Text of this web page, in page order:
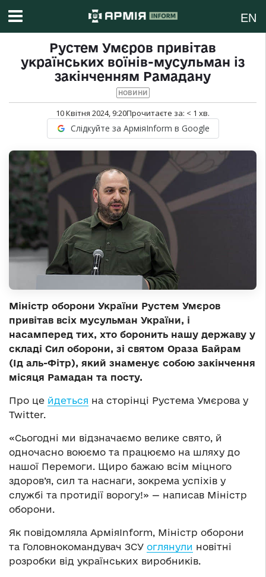
EN
Рустем Умєров привітав
українських воїнів-мусульман із
закінченням Рамадану
НОВИНИ
10 Квітня 2024, 9:20Прочитаєте за: < 1 хв.
Слідкуйте за АрміяInform в Google
Міністр оборони України Рустем Умєров
привітав всіх мусульман України, і
насамперед тих, хто боронить нашу державу у
складі Сил оборони, зі святом Ораза Байрам
(Ід аль-Фітр), який знаменує собою закінчення
місяця Рамадан та посту.
Про це йдеться на сторінці Рустема Умєрова у
Twitter.
«Сьогодні ми відзначаємо велике свято, й
одночасно воюємо та працюємо на шляху до
нашої Перемоги. Щиро бажаю всім міцного
здоров’я, сил та наснаги, зокрема успіхів у
службі та протидії ворогу!» — написав Міністр
оборони.
Як повідомляла АрміяInform, Міністр оборони
та Головнокомандувач ЗСУ оглянули новітні
розробки від українських виробників.